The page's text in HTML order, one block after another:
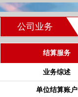
公司业务
结算服务
业务综述
单位结算账户